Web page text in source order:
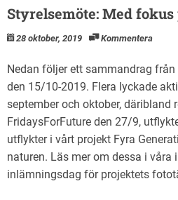
Styrelsemöte: Med fokus
28 oktober, 2019 Kommentera
Nedan följer ett sammandrag
den 15/10-2019. Flera lyckade
september och oktober, däribland
FridaysForFuture den 27/9,
utflykter i vårt projekt Fyra
naturen. Läs mer om dessa i våra
inlämningsdag för projektets